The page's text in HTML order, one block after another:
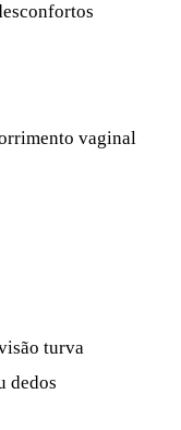
vaginal
turva
dedos